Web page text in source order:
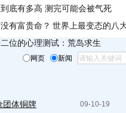
底有多高 测完可能会被气死
有富贵命？ 世界上最变态的八
位的心理测试：荒岛求生
网页 新闻
09-10-19
团体铜牌